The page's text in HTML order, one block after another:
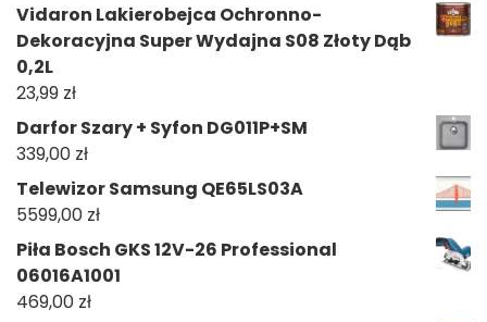
Vidaron Lakierobejca Ochronno-
Dekoracyjna Super Wydajna S08 Złoty Dąb
0,2L
23,99 zł
Darfor Szary + Syfon DG011P+SM
339,00 zł
Telewizor Samsung QE65LS03A
5599,00 zł
Piła Bosch GKS 12V-26 Professional
06016A1001
469,00 zł